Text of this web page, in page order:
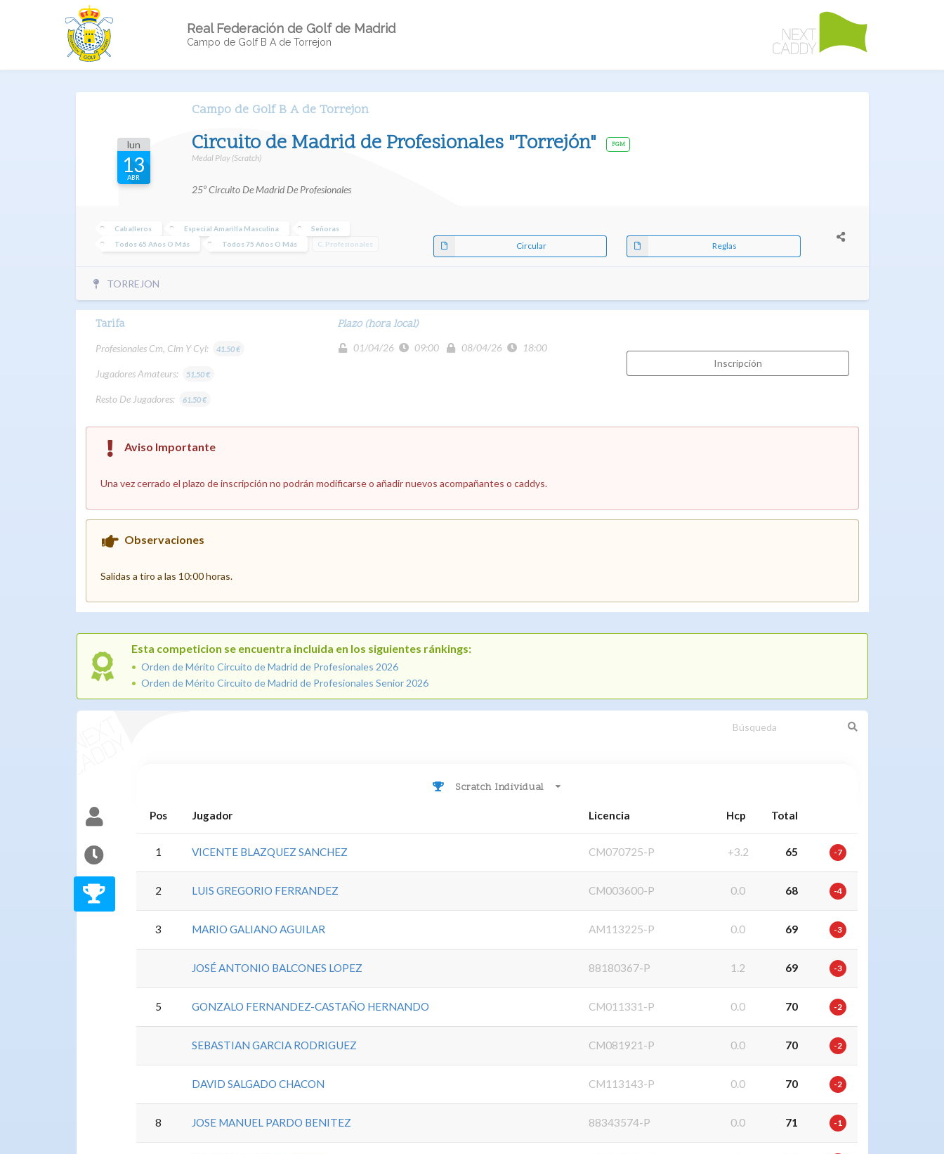
Real Federación de Golf de Madrid
Campo de Golf B A de Torrejon
Campo de Golf B A de Torrejon
lun
13
ABR
Circuito de Madrid de Profesionales "Torrejón" FGM
Medal Play (Scratch)
25º Circuito De Madrid De Profesionales
Caballeros Especial Amarilla Masculina
Señoras
Todos 65 Años O Más
Todos 75 Años O Más C. Profesionales Circular Reglas
TORREJON
Tarifa
Profesionales Cm, Clm Y Cyl: 41.50 €
Jugadores Amateurs: 51.50 €
Resto De Jugadores: 61.50 €
Plazo (hora local)
01/04/26 09:00 08/04/26
18:00
Inscripción
Aviso Importante
Una vez cerrado el plazo de inscripción no podrán modificarse o añadir nuevos acompañantes o caddys.
Observaciones
Salidas a tiro a las 10:00 horas.
Esta competicion se encuentra incluida en los siguientes ránkings:
Orden de Mérito Circuito de Madrid de Profesionales 2026
Orden de Mérito Circuito de Madrid de Profesionales Senior 2026
Scratch Individual
Pos Jugador Licencia Hcp Total
1 VICENTE BLAZQUEZ SANCHEZ CM070725-P +3.2 65 -7
2 LUIS GREGORIO FERRANDEZ CM003600-P 0.0 68 -4
3 MARIO GALIANO AGUILAR AM113225-P 0.0 69 -3
JOSÉ ANTONIO BALCONES LOPEZ 88180367-P 1.2 69 -3
5 GONZALO FERNANDEZ-CASTAÑO HERNANDO CM011331-P 0.0 70 -2
SEBASTIAN GARCIA RODRIGUEZ CM081921-P 0.0 70 -2
DAVID SALGADO CHACON CM113143-P 0.0 70 -2
8 JOSE MANUEL PARDO BENITEZ 88343574-P 0.0 71 -1